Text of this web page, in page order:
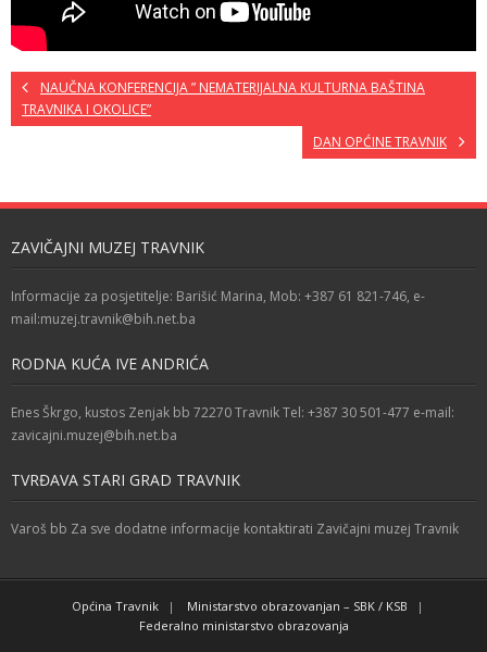
NAUČNA KONFERENCIJA ” NEMATERIJALNA KULTURNA BAŠTINA
TRAVNIKA I OKOLICE”
DAN OPĆINE TRAVNIK
ZAVIČAJNI MUZEJ TRAVNIK
Informacije za posjetitelje: Barišić Marina, Mob: +387 61 821-746, e-
mail:muzej.travnik@bih.net.ba
RODNA KUĆA IVE ANDRIĆA
Enes Škrgo, kustos Zenjak bb 72270 Travnik Tel: +387 30 501-477 e-mail:
zavicajni.muzej@bih.net.ba
TVRĐAVA STARI GRAD TRAVNIK
Varoš bb Za sve dodatne informacije kontaktirati Zavičajni muzej Travnik
Općina Travnik
Ministarstvo obrazovanjan – SBK / KSB
Federalno ministarstvo obrazovanja